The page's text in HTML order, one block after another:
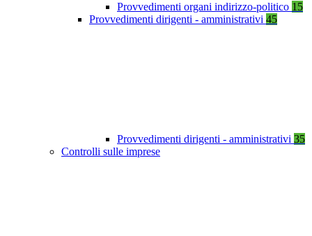
Provvedimenti organi indirizzo-politico 15
Provvedimenti dirigenti - amministrativi 45
Provvedimenti dirigenti - amministrativi 35
Controlli sulle imprese